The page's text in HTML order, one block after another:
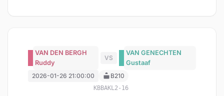
VAN DEN BERGH
Ruddy
VS
VAN GENECHTEN
Gustaaf
2026-01-26 21:00:00
B210
KBBAKL2-16